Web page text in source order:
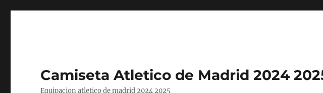
Camiseta Atletico de Madrid 2024
Equipacion atletico de madrid 2024 2025